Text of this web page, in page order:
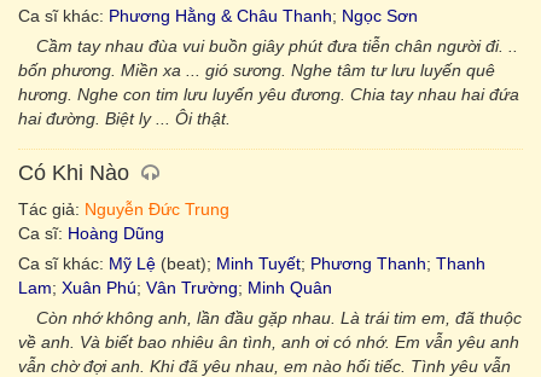
Ca sĩ khác: Phương Hằng & Châu Thanh; Ngọc Sơn
Cầm tay nhau đùa vui buồn giây phút đưa tiễn chân người đi. ..
bốn phương. Miền xa ... gió sương. Nghe tâm tư lưu luyến quê
hương. Nghe con tim lưu luyến yêu đương. Chia tay nhau hai đứa
hai đường. Biệt ly ... Ôi thật.
Có Khi Nào
Tác giả: Nguyễn Đức Trung
Ca sĩ: Hoàng Dũng
Ca sĩ khác: Mỹ Lệ (beat); Minh Tuyết; Phương Thanh; Thanh
Lam; Xuân Phú; Vân Trường; Minh Quân
Còn nhớ không anh, lần đầu gặp nhau. Là trái tim em, đã thuộc
về anh. Và biết bao nhiêu ân tình, anh ơi có nhớ. Em vẫn yêu anh
vẫn chờ đợi anh. Khi đã yêu nhau, em nào hối tiếc. Tình yêu vẫn